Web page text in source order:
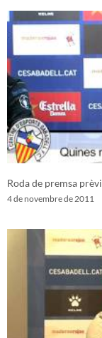
Roda de premsa
4 de novembre de 2011